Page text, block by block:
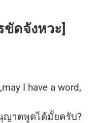
ขัดจังหวะ]
I have a word,
ญาตพูดได้มั้ยครับ?